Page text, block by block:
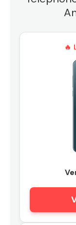
🔥